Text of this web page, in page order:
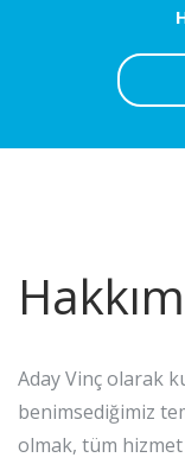
Aday Vinç olarak
benimsediğimiz
olmak, tüm hizmet